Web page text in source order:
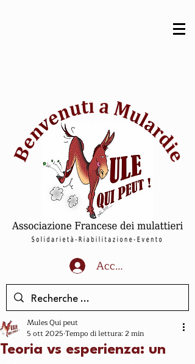
Accedi
Teoria vs esperienza: un
Mules Qui peut
5 ott 2025 Tempo di lettura: 2 min